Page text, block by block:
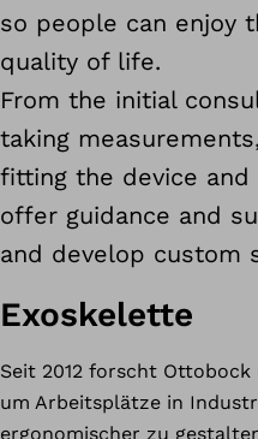
so people can enjoy
quality of life.
From the initial
taking measurements,
fitting the device
offer guidance and
and develop custom
Exoskelette
Seit 2012 forscht
um Arbeitsplätze in
ergonomischer zu